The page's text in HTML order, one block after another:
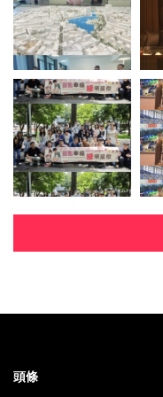
頭條